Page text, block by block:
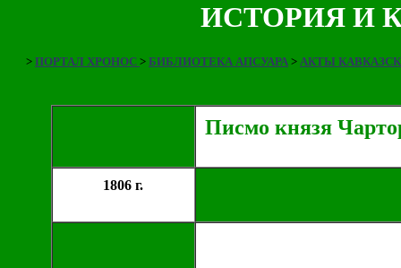
ИСТОРИЯ И
> ПОРТАЛ ХРОНОС > БИБЛИОТЕКА АПСУАРА > АКТЫ
Писмо князя
1806 г.